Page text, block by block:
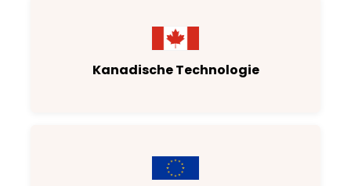
Kanadische Technologie